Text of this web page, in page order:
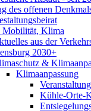
des offenen
Mobilität, Klima
aus der
2030+
&
Klimaanpassung
Kühle-Orte-